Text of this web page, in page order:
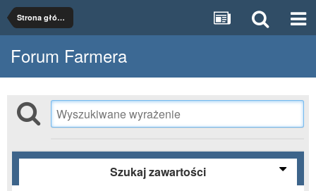
Strona główna
Forum Farmera
Szukaj zawartości